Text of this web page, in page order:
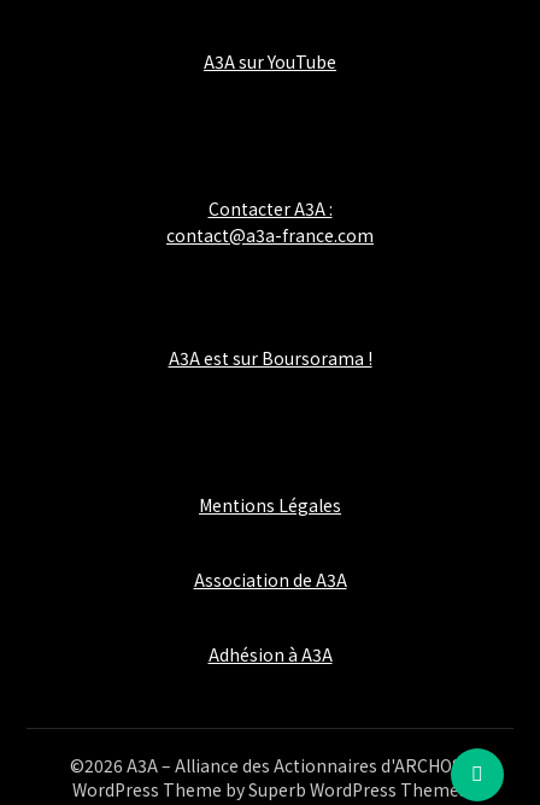
A3A sur YouTube
Contacter A3A :
contact@a3a-france.com
A3A est sur Boursorama !
Mentions Légales
Association de A3A
Adhésion à A3A
©2026 A3A – Alliance des Actionnaires d'ARCHOS
WordPress Theme bySuperb WordPress Themes